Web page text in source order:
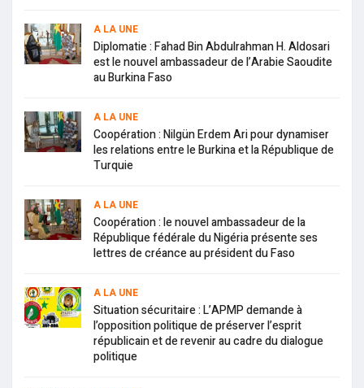
A LA UNE
Diplomatie : Fahad Bin Abdulrahman H. Aldosari
est le nouvel ambassadeur de l’Arabie Saoudite
au Burkina Faso
A LA UNE
Coopération : Nilgün Erdem Ari pour dynamiser
les relations entre le Burkina et la République de
Turquie
A LA UNE
Coopération : le nouvel ambassadeur de la
République fédérale du Nigéria présente ses
lettres de créance au président du Faso
A LA UNE
Situation sécuritaire : L’APMP demande à
l’opposition politique de préserver l’esprit
républicain et de revenir au cadre du dialogue
politique